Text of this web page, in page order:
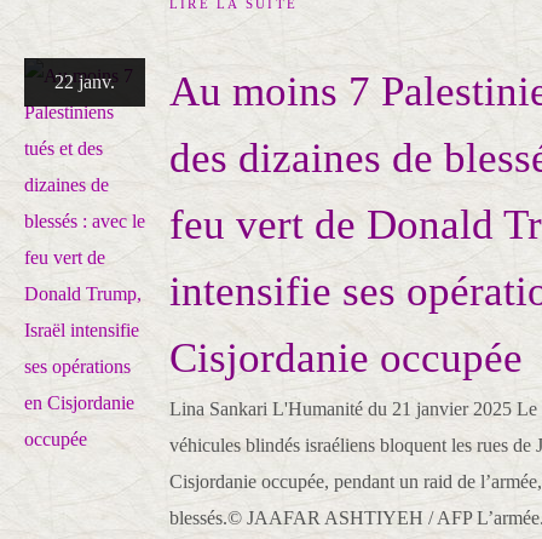
LIRE LA SUITE
22 janv.
Au moins 7
des dizaines de
feu vert de Donald
intensifie ses
Cisjordanie occupée
Lina Sankari L'Humanité du 21 janvier 2025 Le
véhicules blindés israéliens bloquent les rues de
Cisjordanie occupée, pendant un raid de
blessés.© JAAFAR ASHTIYEH / AFP